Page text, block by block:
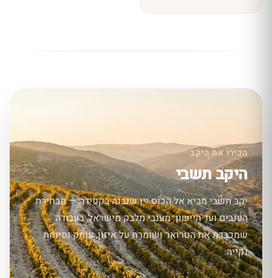
הכירו את היקב
היקב תשבי
יקב תשבי מביא אל הכוס יין שנבנה בקפידה — מבחירת
הענבים ועד היישון. מענבי מלבק מישראל, בעבודה
שמכבדת את הטרואר ושומרת על איזון, עומק וסיומת
נקייה.